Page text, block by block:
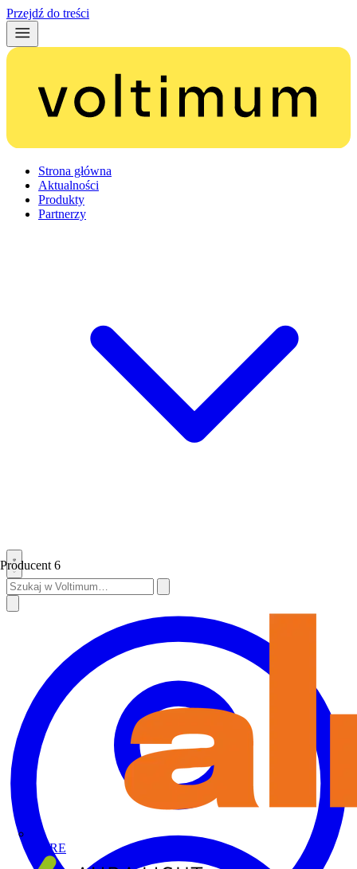
Przejdź do treści
Strona główna
Aktualności
Produkty
Partnerzy
Producent 6
ALRE